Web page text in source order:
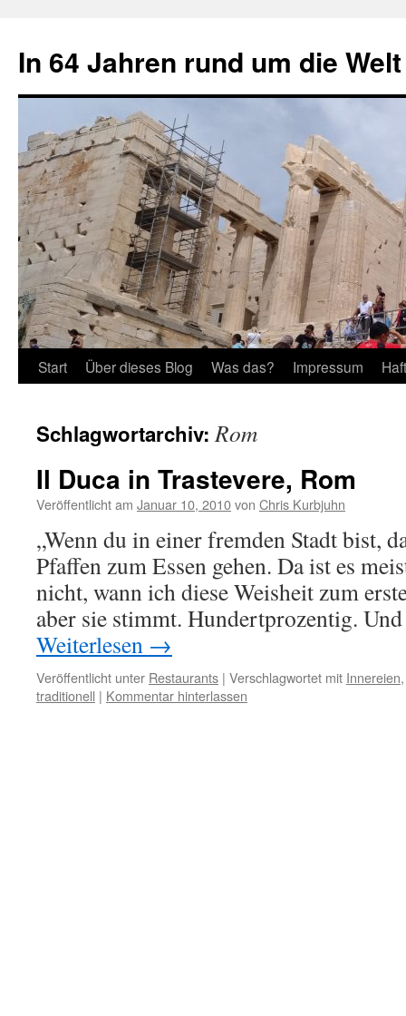
springen
In 64 Jahren rund um die Welt
Start Über dieses Blog Was das? Impressum
Schlagwortarchiv:Rom
Il Duca in Trastevere, Rom
Veröffentlicht am Januar 10, 2010von Chris Kurbjuhn
„Wenn du in einer fremden Stadt bist,
Pfaffen zum Essen gehen. Da ist es
nicht, wann ich diese Weisheit zum
aber sie stimmt. Hundertprozentig.
Weiterlesen →
Veröffentlicht unter Restaurants | Verschlagwortet mit Innereien
traditionell | Kommentar hinterlassen